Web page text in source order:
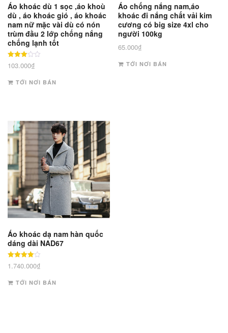
Áo khoác dù 1 sọc ,áo khoù
dù , áo khoác gió , áo khoác
nam nữ mặc vài dù có nón
trùm đầu 2 lớp chống nắng
chống lạnh tốt
Được
xếp
3
103.000₫
TỚI NƠI BÁN
Áo chống nắng nam,áo
khoác đi nắng chất vải kim
cương có big size 4xl cho
người 100kg
65.000₫
TỚI NƠI BÁN
Áo khoác dạ nam hàn quốc
dáng dài NAD67
Được xếp
hạng
5 sao
1.740.000₫
TỚI NƠI BÁN